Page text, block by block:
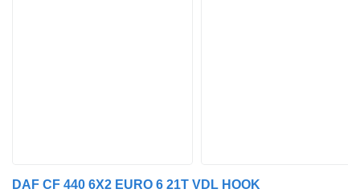
DAF CF 440 6X2 EURO 6 21T VDL HOOK